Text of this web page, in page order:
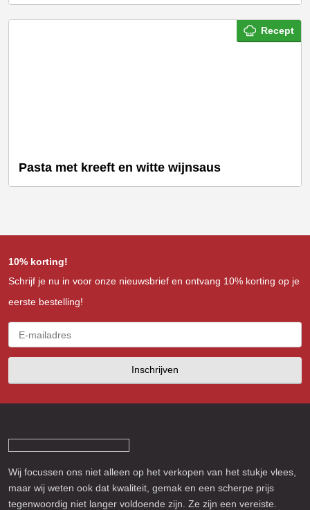
Recept
Pasta met kreeft en witte wijnsaus
10% korting!
Schrijf je nu in voor onze nieuwsbrief en ontvang 10% korting op je
eerste bestelling!
Inschrijven
Wij focussen ons niet alleen op het verkopen van het stukje vlees,
maar wij weten ook dat kwaliteit, gemak en een scherpe prijs
tegenwoordig niet langer voldoende zijn. Ze zijn een vereiste.